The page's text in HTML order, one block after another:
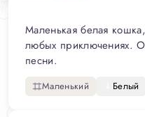
Маленькая белая
любых приключениях.
песни.
Маленький Белый